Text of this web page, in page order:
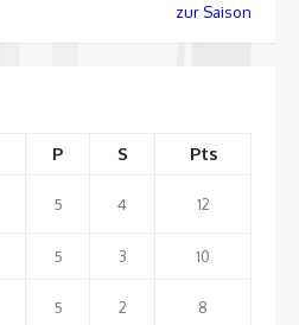
zur Saison
P S Pts
5 4 12
5 3 10
5 2 8